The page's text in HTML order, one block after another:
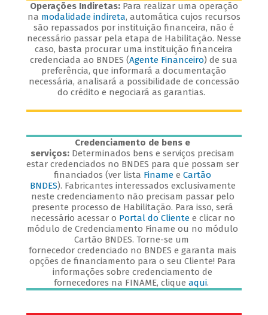
Operações Indiretas: Para realizar uma operação
na modalidade indireta, automática cujos recursos
são repassados por instituição financeira, não é
necessário passar pela etapa de Habilitação. Nesse
caso, basta procurar uma instituição financeira
credenciada ao BNDES (Agente Financeiro) de sua
preferência, que informará a documentação
necessária, analisará a possibilidade de concessão
do crédito e negociará as garantias.
Credenciamento de bens e
serviços: Determinados bens e serviços precisam
estar credenciados no BNDES para que possam ser
financiados (ver lista Finame eCartão
BNDES). Fabricantes interessados exclusivamente
neste credenciamento não precisam passar pelo
presente processo de Habilitação. Para isso, será
necessário acessar o Portal do Cliente e clicar no
módulo de Credenciamento Finame ou no módulo
Cartão BNDES. Torne-se um
fornecedor credenciado no BNDES e garanta mais
opções de financiamento para o seu Cliente! Para
informações sobre credenciamento de
fornecedores na FINAME, cliqueaqui.